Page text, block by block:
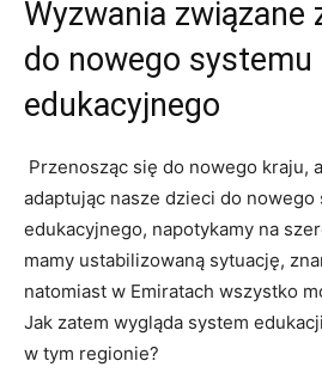
Wyzwania związane
do nowego systemu⁤
edukacyjnego
Przenosząc się do nowego ‍kraju,
adaptując nasze dzieci do nowego
edukacyjnego, ‌napotykamy na
mamy ustabilizowaną sytuację,
natomiast w Emiratach⁣ wszystko
Jak zatem ‌wygląda​ system
w tym regionie?